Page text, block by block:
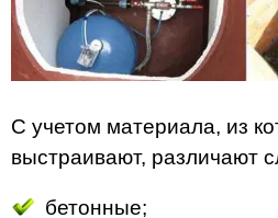
С учетом материала, из
выстраивают, различают
бетонные;